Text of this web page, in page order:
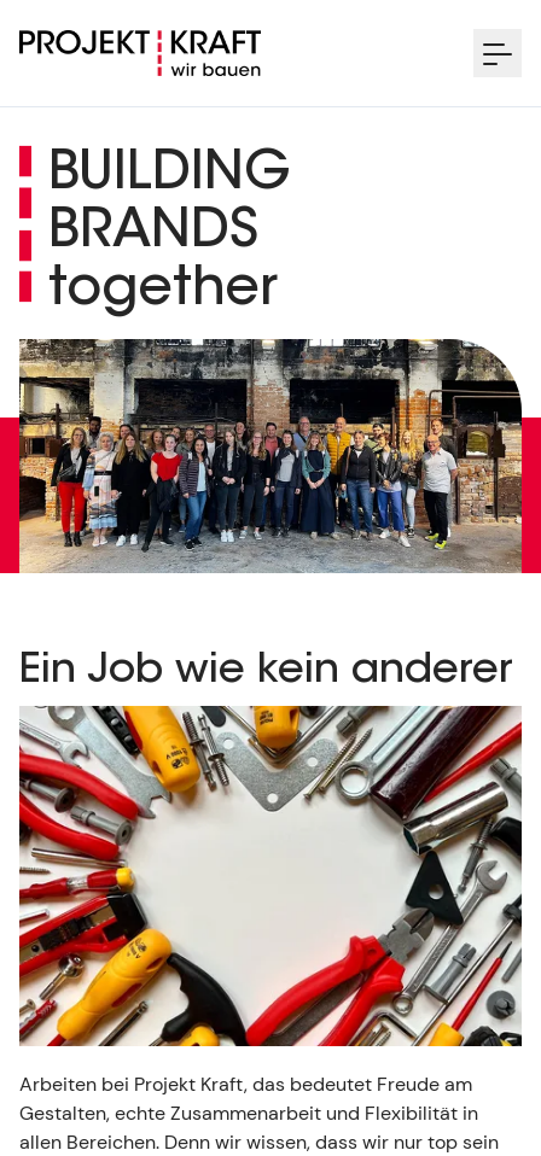
BUILDING
BRANDS
together
Ein Job wie kein anderer
Arbeiten bei Projekt Kraft, das bedeutet Freude am
Gestalten, echte Zusammenarbeit und Flexibilität in
allen Bereichen. Denn wir wissen, dass wir nur top sein